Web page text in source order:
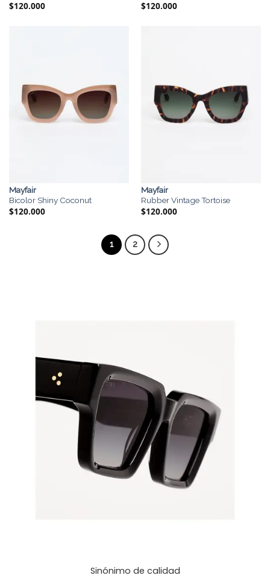
$120.000 $120.000
Mayfair
Bicolor Shiny Coconut
$120.000
Mayfair
Rubber Vintage Tortoise
$120.000
1 2
Sinónimo de calidad